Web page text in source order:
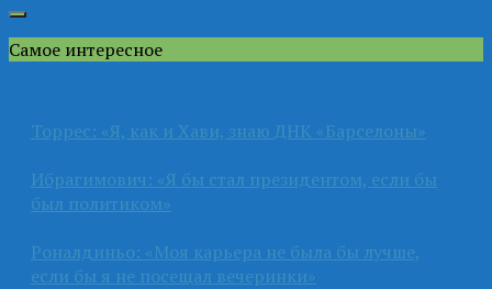
Самое интересное
Торрес: «Я, как и Хави, знаю ДНК «Барселоны»
Ибрагимович: «Я бы стал президентом, если бы
был политиком»
Роналдиньо: «Моя карьера не была бы лучше,
если бы я не посещал вечеринки»